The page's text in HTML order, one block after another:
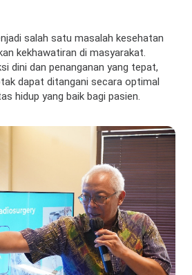
salah satu masalah kesehatan
kekhawatiran di masyarakat.
dini dan penanganan yang tepat,
dapat ditangani secara optimal
hidup yang baik bagi pasien.